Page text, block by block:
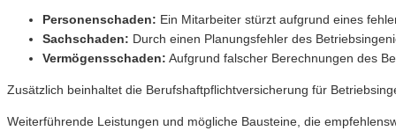
Personenschaden: Ein Mitarbeiter stürzt aufgrund eines
Sachschaden: Durch einen Planungsfehler des
Vermögensschaden: Aufgrund falscher Berechnungen des
Zusätzlich beinhaltet die Berufshaftpflichtversicherung für
Weiterführende Leistungen und mögliche Bausteine, die